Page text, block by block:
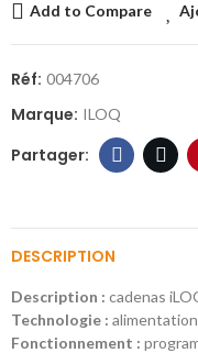
Add to Compare
Réf: 004706
Marque: ILOQ
DESCRIPTION
Description : cadenas
Technologie :
Fonctionnement :